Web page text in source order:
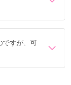
ですが、可